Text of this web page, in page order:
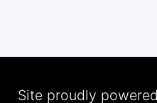
Site proudly